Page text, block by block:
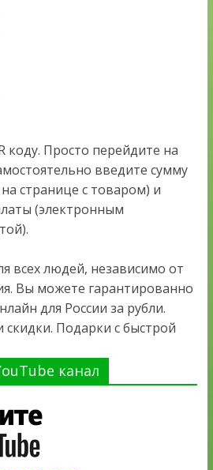
коду. Просто перейдите на
введите сумму
странице с товаром) и
(электронным
всех людей, независимо от
Вы можете гарантированно
для России за рубли.
Подарки с быстрой
канал